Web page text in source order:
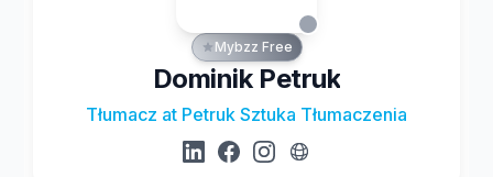
Mybzz Free
Dominik Petruk
Tłumacz at Petruk Sztuka Tłumaczenia